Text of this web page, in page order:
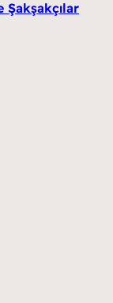
Şakşakçılar